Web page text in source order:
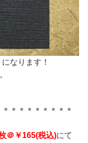
なります！
＊＊＊＊＊＊＊＊
＠￥165(税込)にて